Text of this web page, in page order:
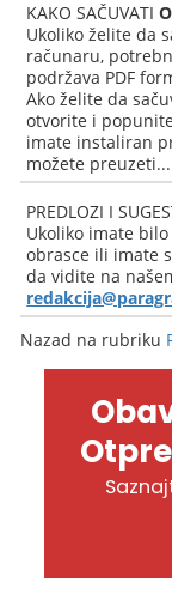
KAKO SAČUVATI
Ukoliko želite da
računaru,
podržava PDF
Ako želite da
otvorite i
imate instaliran
možete
PREDLOZI I
Ukoliko imate
obrasce ili imate
da vidite na
Nazad na rubriku